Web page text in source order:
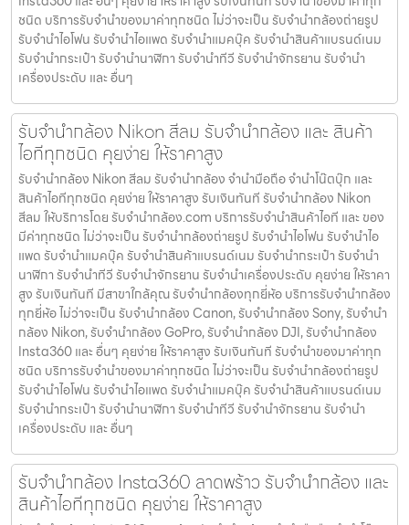
ชนิด บริการรับจำนำของมาค่าทุกชนิด ไม่ว่าจะเป็น รับจํานํากล้องถ่ายรูป
รับจํานําไอโฟน รับจํานําไอแพด รับจํานําแมคบุ๊ค รับจํานําสินค้าแบรนด์เนม
รับจํานํากระเป๋า รับจํานํานาฬิกา รับจํานําทีวี รับจํานําจักรยาน รับจํานํา
เครื่องประดับ และ อื่นๆ
รับจำนำกล้อง Nikon สีลม รับจํานํากล้อง และ สินค้า
ไอทีทุกชนิด คุยง่าย ให้ราคาสูง
รับจำนำกล้อง Nikon สีลม รับจํานํากล้อง จำนำมือถือ จำนำโน๊ตบุ๊ก และ
สินค้าไอทีทุกชนิด คุยง่าย ให้ราคาสูง รับเงินทันที รับจำนำกล้อง Nikon
สีลม ให้บริการโดย รับจํานํากล้อง.com บริการรับจํานําสินค้าไอที และ ของ
มีค่าทุกชนิด ไม่ว่าจะเป็น รับจํานํากล้องถ่ายรูป รับจํานําไอโฟน รับจํานําไอ
แพด รับจํานําแมคบุ๊ค รับจํานําสินค้าแบรนด์เนม รับจํานํากระเป๋า รับจํานํา
นาฬิกา รับจํานําทีวี รับจํานําจักรยาน รับจํานําเครื่องประดับ คุยง่าย ให้ราคา
สูง รับเงินทันที มีสาขาใกล้คุณ รับจำนำกล้องทุกยี่ห้อ บริการรับจำนำกล้อง
ทุกยี่ห้อ ไม่ว่าจะเป็น รับจำนำกล้อง Canon, รับจำนำกล้อง Sony, รับจำนำ
กล้อง Nikon, รับจำนำกล้อง GoPro, รับจำนำกล้อง DJI, รับจำนำกล้อง
Insta360 และ อื่นๆ คุยง่าย ให้ราคาสูง รับเงินทันที รับจำนำของมาค่าทุก
ชนิด บริการรับจำนำของมาค่าทุกชนิด ไม่ว่าจะเป็น รับจํานํากล้องถ่ายรูป
รับจํานําไอโฟน รับจํานําไอแพด รับจํานําแมคบุ๊ค รับจํานําสินค้าแบรนด์เนม
รับจํานํากระเป๋า รับจํานํานาฬิกา รับจํานําทีวี รับจํานําจักรยาน รับจํานํา
เครื่องประดับ และ อื่นๆ
รับจำนำกล้อง Insta360 ลาดพร้าว รับจํานํากล้อง และ
สินค้าไอทีทุกชนิด คุยง่าย ให้ราคาสูง